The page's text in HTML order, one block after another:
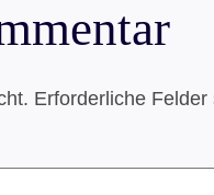
Erforderliche Felder